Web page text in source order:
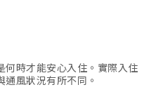
何時才能安心入住。實際入住
風狀況有所不同。